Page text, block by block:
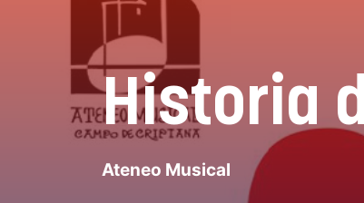
Historia
Ateneo Musical